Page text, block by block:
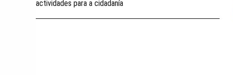
actividades para a cidadanía